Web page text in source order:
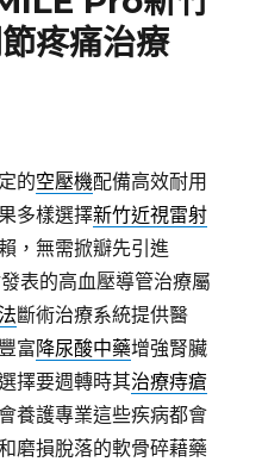
疼痛治療
的空壓機配備高效耐用
多樣選擇新竹近視雷射
，無需掀瓣先引進
表的高血壓導管治療屬
斷術治療系統提供醫
富降尿酸中藥增強腎臟
擇要週轉時其治療痔瘡
養護專業這些疾病都會
磨損脫落的軟骨碎藉藥